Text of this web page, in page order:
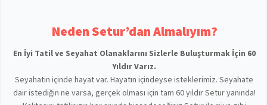
Neden Setur’dan Almalıyım?
En İyi Tatil ve Seyahat Olanaklarını Sizlerle Buluşturmak İçin 60
Yıldır Varız.
Seyahatin içinde hayat var. Hayatın içindeyse isteklerimiz. Seyahate
dair istediğin ne varsa, gerçek olması için tam 60 yıldır Setur yanında!